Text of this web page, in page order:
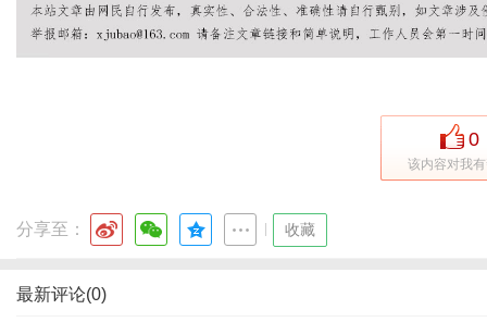
0
该内容对我
分享至： 收藏
最新评论(0)